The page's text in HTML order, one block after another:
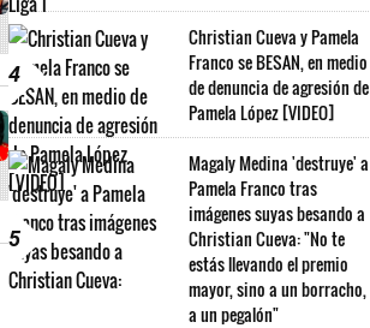
4
Christian Cueva y Pamela
Franco se BESAN, en medio
de denuncia de agresión de
Pamela López [VIDEO]
5
Magaly Medina 'destruye' a
Pamela Franco tras
imágenes suyas besando a
Christian Cueva: "No te
estás llevando el premio
mayor, sino a un borracho,
a un pegalón"